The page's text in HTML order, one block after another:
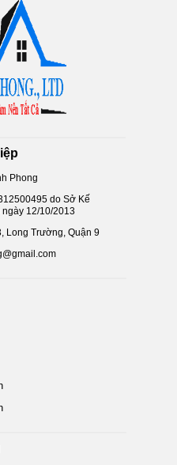
Phong
do Sở Kế
12/10/2013
Long Trường, Quận 9